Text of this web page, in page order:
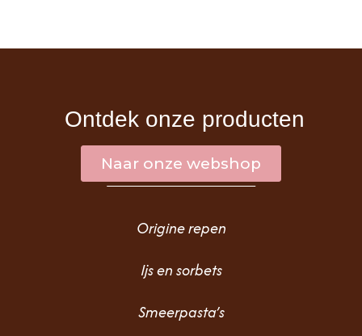
Ontdek onze producten
Naar onze webshop
Origine repen
Ijs en sorbets
Smeerpasta’s